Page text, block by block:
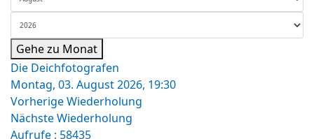
Gehe zu Monat
Die Deichfotografen
Montag, 03. August 2026, 19:30
Vorherige Wiederholung
Nächste Wiederholung
Aufrufe : 58435